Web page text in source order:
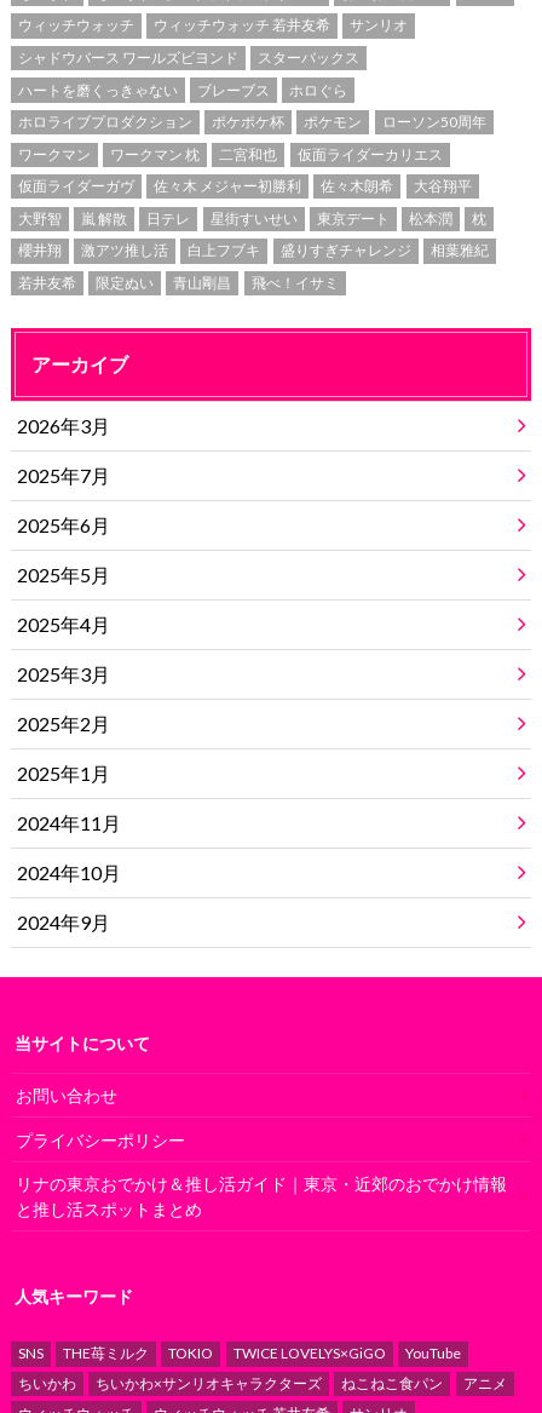
ウィッチウォッチ
ウィッチウォッチ 若井友希
サンリオ
シャドウバース ワールズビヨンド
スターバックス
ハートを磨くっきゃない
ブレーブス
ホロぐら
ホロライブプロダクション
ポケポケ杯 ポケモン
ローソン50周年
ワークマン
ワークマン 枕 二宮和也
仮面ライダーカリエス
仮面ライダーガヴ
佐々木 メジャー初勝利 佐々木朗希
大谷翔平
大野智
嵐 解散 日テレ 星街すいせい 東京デート 松本潤
枕
櫻井翔
激アツ推し活 白上フブキ 盛りすぎチャレンジ
相葉雅紀
若井友希
限定ぬい 青山剛昌 飛べ！イサミ
アーカイブ
2026年3月
2025年7月
2025年6月
2025年5月
2025年4月
2025年3月
2025年2月
2025年1月
2024年11月
2024年10月
2024年9月
当サイトについて
お問い合わせ
プライバシーポリシー
リナの東京おでかけ＆推し活ガイド｜東京・近郊のおでかけ情報
と推し活スポットまとめ
人気キーワード
SNS THE苺ミルク TOKIO TWICE LOVELYS×GiGO
YouTube
ちいかわ
ちいかわ×サンリオキャラクターズ ねこねこ食パン
アニメ